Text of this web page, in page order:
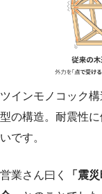
ツインモノコック
型の構造。耐震性
いです。
営業さん曰く
「震